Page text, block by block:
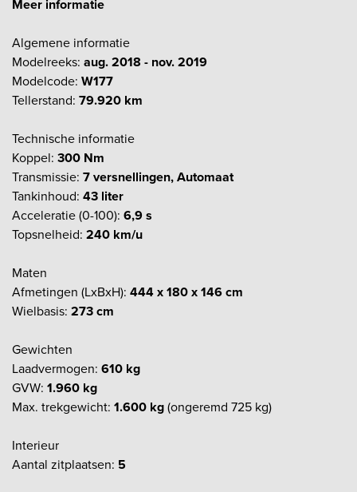
Meer informatie
Algemene informatie
Modelreeks: aug. 2018 - nov. 2019
Modelcode: W177
Tellerstand: 79.920 km
Technische informatie
Koppel: 300 Nm
Transmissie: 7 versnellingen, Automaat
Tankinhoud: 43 liter
Acceleratie (0-100): 6,9 s
Topsnelheid: 240 km/u
Maten
Afmetingen (LxBxH): 444 x 180 x 146 cm
Wielbasis: 273 cm
Gewichten
Laadvermogen: 610 kg
GVW: 1.960 kg
Max. trekgewicht: 1.600 kg(ongeremd 725 kg)
Interieur
Aantal zitplaatsen: 5